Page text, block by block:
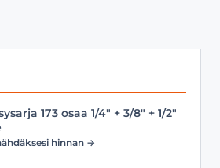
173 osaa 1/4" + 3/8" + 1/2"
hinnan →